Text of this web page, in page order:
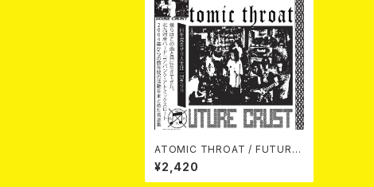
ATOMIC THROAT / FUTURE
CRUST (CD)
¥2,420